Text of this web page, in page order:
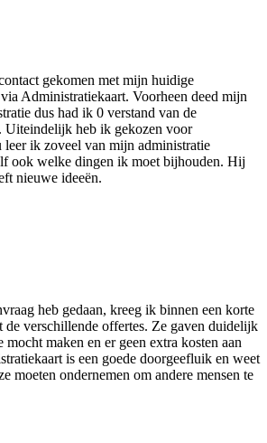
gekomen met mijn huidige
Administratiekaart. Voorheen deed mijn
dus had ik 0 verstand van de
Uiteindelijk heb ik gekozen voor
leer ik zoveel van mijn administratie
ook welke dingen ik moet bijhouden. Hij
nieuwe ideeën.
heb gedaan, kreeg ik binnen een korte
de verschillende offertes. Ze gaven duidelijk
mocht maken en er geen extra kosten aan
is een goede doorgeefluik en weet
moeten ondernemen om andere mensen te